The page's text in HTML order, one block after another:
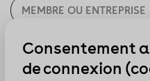
CHERCHER
Consentement
de connexion